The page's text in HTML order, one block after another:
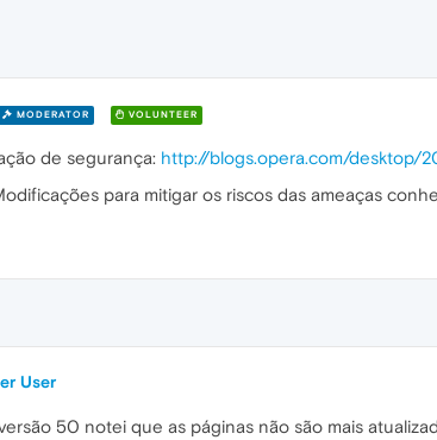
MODERATOR VOLUNTEER
de segurança: http://blogs.opera.com/
para mitigar os riscos das ameaças
User
50 notei que as páginas não são mais